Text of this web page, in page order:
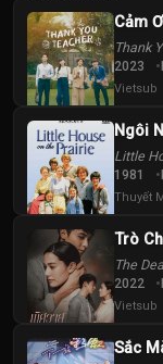
Cảm
Thank
2023
Vietsub
Ngôi
Little
1981
Thuyết
Trò
The
2022
Vietsub
Sắc